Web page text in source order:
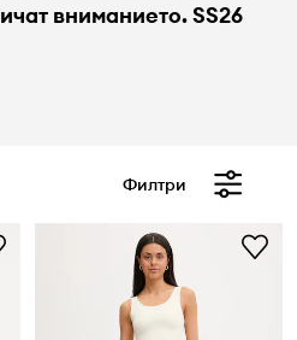
вниманието. SS26
Филтри